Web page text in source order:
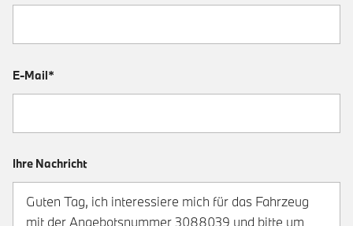
E-Mail*
Ihre Nachricht